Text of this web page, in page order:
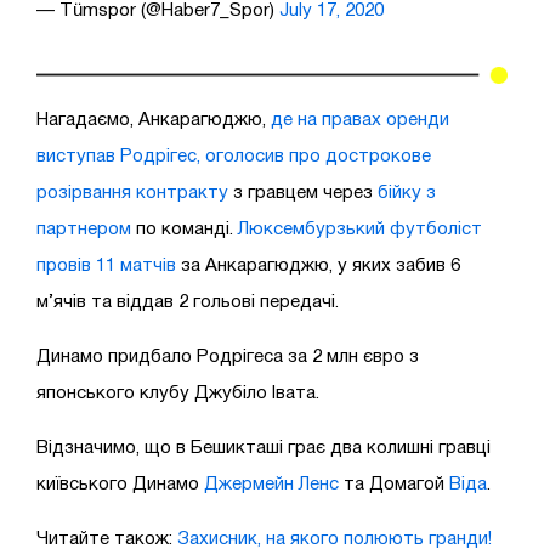
— Tümspor (@Haber7_Spor) July 17, 2020
Нагадаємо, Анкарагюджю, де на правах оренди
виступав Родрігес, оголосив про дострокове
розірвання контракту з гравцем через бійку з
партнером по команді. Люксембурзький футболіст
провів 11 матчів за Анкарагюджю, у яких забив 6
м’ячів та віддав 2 гольові передачі.
Динамо придбало Родрігеса за 2 млн євро з
японського клубу Джубіло Івата.
Відзначимо, що в Бешикташі грає два колишні гравці
київського Динамо Джермейн Ленс та Домагой Віда
Читайте також: Захисник, на якого полюють гранди!